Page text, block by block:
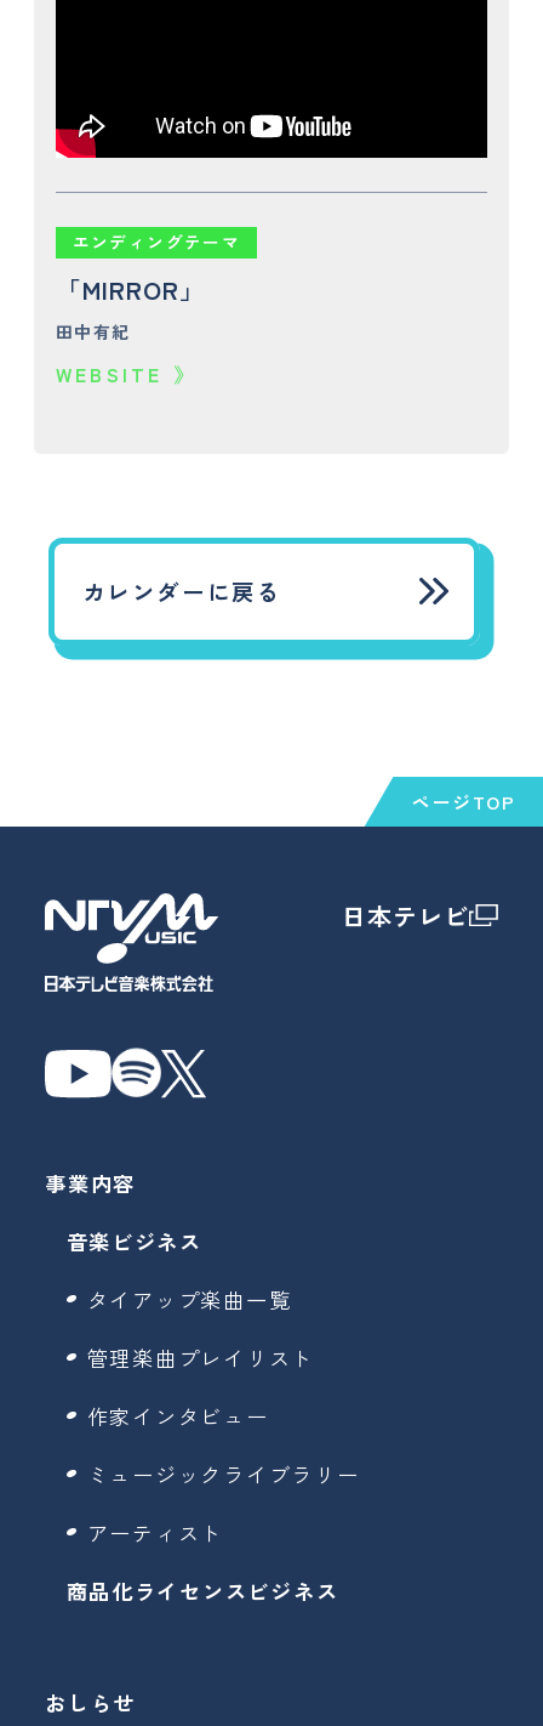
エンディングテーマ
「MIRROR」
田中有紀
WEBSITE
カレンダーに戻る
ページTOP
日本テレビ
事業内容
音楽ビジネス
タイアップ楽曲一覧
管理楽曲プレイリスト
作家インタビュー
ミュージックライブラリー
アーティスト
商品化ライセンスビジネス
おしらせ